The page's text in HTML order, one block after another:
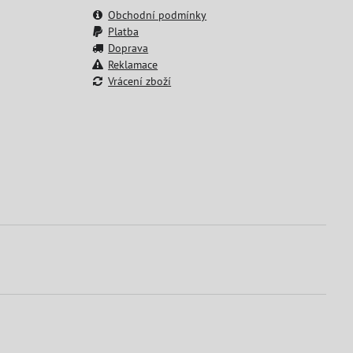
Obchodní podmínky
Platba
Doprava
Reklamace
Vrácení zboží